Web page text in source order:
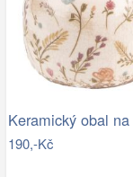
190,-Kč